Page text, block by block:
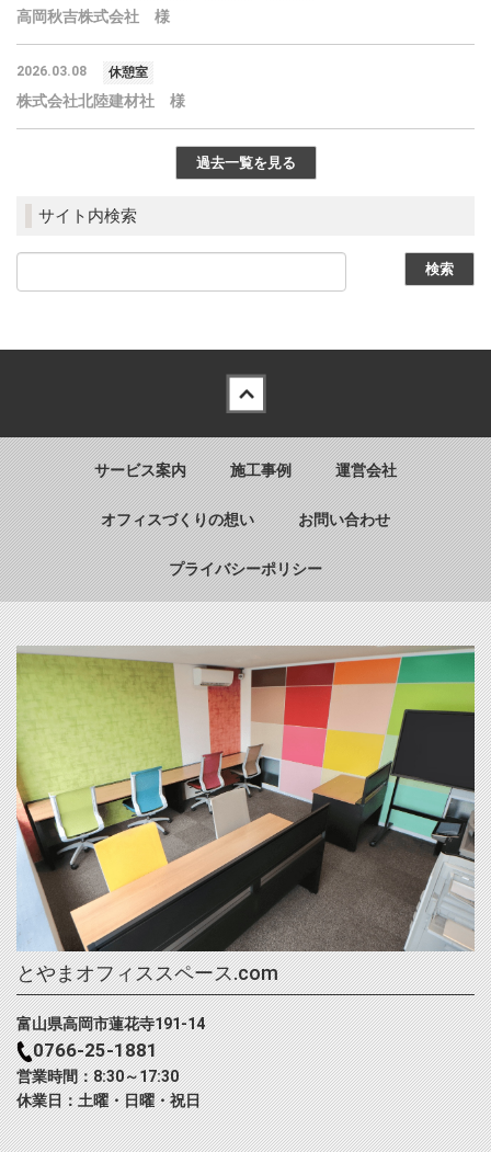
高岡秋吉株式会社 様
2026.03.08 休憩室
株式会社北陸建材社 様
過去一覧を見る
サイト内検索
サービス案内 施工事例 運営会社
オフィスづくりの想い お問い合わせ
プライバシーポリシー
とやまオフィススペース.com
富山県高岡市蓮花寺191-14
0766-25-1881
営業時間：8:30～17:30
休業日：土曜・日曜・祝日
Back to top